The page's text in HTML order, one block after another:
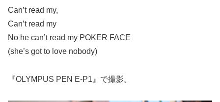
Can’t read my,
Can’t read my
No he can’t read my POKER FACE
(she’s got to love nobody)
『OLYMPUS PEN E-P1』で撮影。